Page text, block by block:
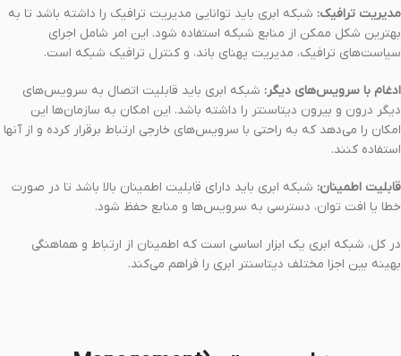
مدیریت ترافیک: شبکه ابری باید توانایی مدیریت ترافیک را داشته باشد تا به
بهترین شکل ممکن از منابع شبکه استفاده شود. این امر شامل اجرای
سیاست‌های ترافیک، مدیریت پهنای باند، و کنترل ترافیک شبکه است.
ادغام با سرویس‌های دیگر: شبکه ابری باید قابلیت اتصال به سرویس‌های
دیگر درون و بیرون دیتاسنتر را داشته باشد. این امکان به سازمان‌ها این
امکان را می‌دهد که به راحتی با سرویس‌های خارجی ارتباط برقرار کرده و از آنها
استفاده کنند.
قابلیت اطمینان: شبکه ابری باید دارای قابلیت اطمینان بالا باشد تا در صورت
خطا یا افت توان، دسترسی به سرویس‌ها و منابع حفظ شود.
در کل، شبکه ابری یک ابزار اساسی است که اطمینان از ارتباط و هماهنگی
بهینه بین اجزا مختلف دیتاسنتر ابری را فراهم می‌کند.